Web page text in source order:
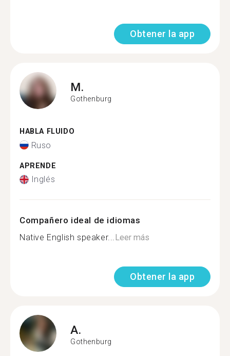
Obtener la app
M.
Gothenburg
HABLA FLUIDO
Ruso
APRENDE
Inglés
Compañero ideal de idiomas
Native English speaker...Leer más
Obtener la app
A.
Gothenburg